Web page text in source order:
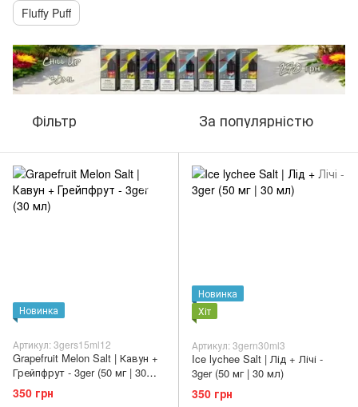
Fluffy Puff
Фільтр За популярністю
Новинка
Артикул: 3gers15ml12
Grapefruit Melon Salt | Кавун +
Грейпфрут - 3ger (50 мг | 30
мл)
350 грн
Новинка
Хіт
Артикул: 3gern30ml3
Ice lychee Salt | Лід + Лічі -
3ger (50 мг | 30 мл)
350 грн